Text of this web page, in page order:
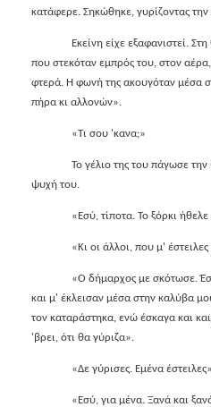
κατάφερε. Σηκώθηκε, γυρίζοντας
Εκείνη είχε εξαφανιστεί.
που στεκόταν εμπρός του, στον
φτερά. Η φωνή της ακουγόταν μέσα
πήρα κι αλλονών».
«Τι σου 'κανα;»
Το γέλιο της του πάγωσε
ψυχή του.
«Εσύ, τίποτα. Το ξόρκι
«Κι οι άλλοι, που μ'
«Ο δήμαρχος με σκότωσε.
και μ' έκλεισαν μέσα στην καλύβα
τον καταράστηκα, ενώ έσκαγα και
'βρει, ότι θα γύριζα».
«Δε γύρισες. Εμένα
«Εσύ, για μένα. Ξανά και